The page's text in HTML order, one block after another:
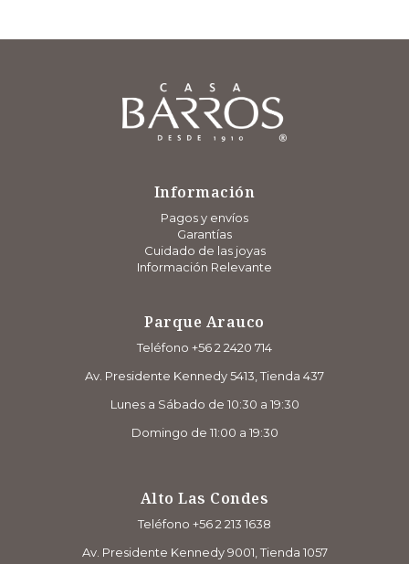
Información
Pagos y envíos
Garantías
Cuidado de las joyas
Información Relevante
Parque Arauco
Teléfono +56 2 2420 714
Av. Presidente Kennedy 5413, Tienda 437
Lunes a Sábado de 10:30 a 19:30
Domingo de 11:00 a 19:30
Alto Las Condes
Teléfono +56 2 213 1638
Av. Presidente Kennedy 9001, Tienda 1057